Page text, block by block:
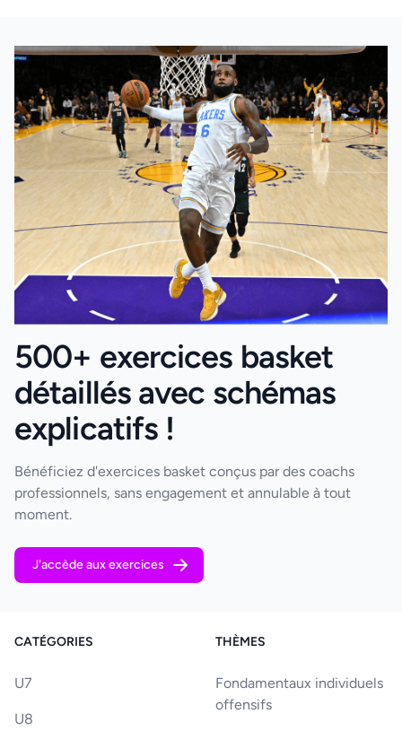
500+ exercices basket
détaillés avec schémas
explicatifs !
Bénéficiez d'exercices basket conçus par des coachs
professionnels, sans engagement et annulable à tout
moment.
J'accède aux exercices
CATÉGORIES
U7
U8
THÈMES
Fondamentaux individuels
offensifs